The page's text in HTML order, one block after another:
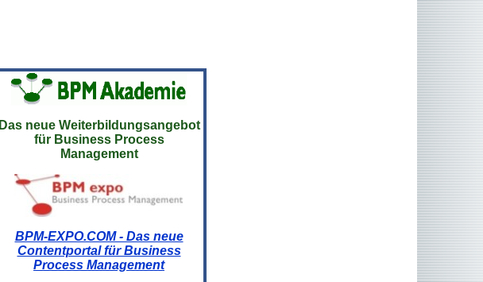
Das neue Weiterbildungsangebot
für Business Process
Management
BPM-EXPO.COM - Das neue
Contentportal für Business
Process Management